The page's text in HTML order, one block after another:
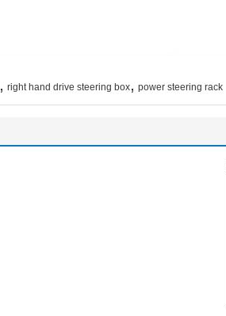
right hand drive steering box power steering rack